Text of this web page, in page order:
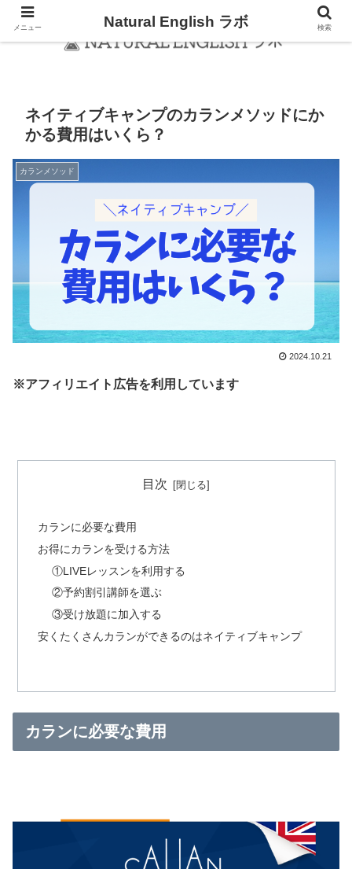
ネイティブキャンプのカランメソッドにか
かる費用はいくら？
カランメソッド
2024.10.21
※アフィリエイト広告を利用しています
目次
カランに必要な費用
お得にカランを受ける方法
①LIVEレッスンを利用する
②予約割引講師を選ぶ
③受け放題に加入する
安くたくさんカランができるのはネイティブキャンプ
カランに必要な費用
メニュー Natural English ラボ 検索